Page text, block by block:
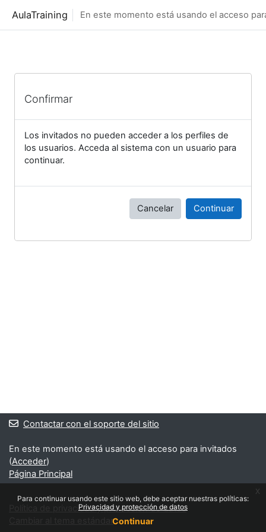
AulaTraining En este momento está usando el acceso
Confirmar
Los invitados no pueden acceder a los perfiles de
los usuarios. Acceda al sistema con un usuario para
continuar.
Cancelar Continuar
Contactar con el soporte del sitio
En este momento está usando el acceso para invitados
(Acceder)
Página Principal
Política de privacidad y protección de datos
Cambiar al tema estándar
Para continuar usando este sitio web, debe aceptar nuestras políticas:
Privacidad y protección de datos
Continuar
x